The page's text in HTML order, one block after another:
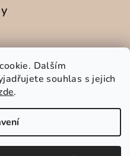
Dalším
souhlas s jejich
.
práva vyhrazena.